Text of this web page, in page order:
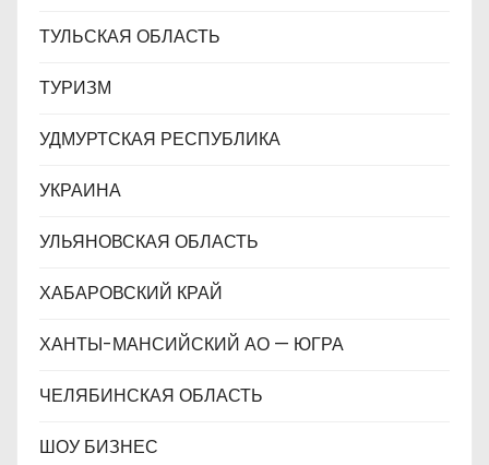
ТУЛЬСКАЯ ОБЛАСТЬ
ТУРИЗМ
УДМУРТСКАЯ РЕСПУБЛИКА
УКРАИНА
УЛЬЯНОВСКАЯ ОБЛАСТЬ
ХАБАРОВСКИЙ КРАЙ
ХАНТЫ-МАНСИЙСКИЙ АО — ЮГРА
ЧЕЛЯБИНСКАЯ ОБЛАСТЬ
ШОУ БИЗНЕС